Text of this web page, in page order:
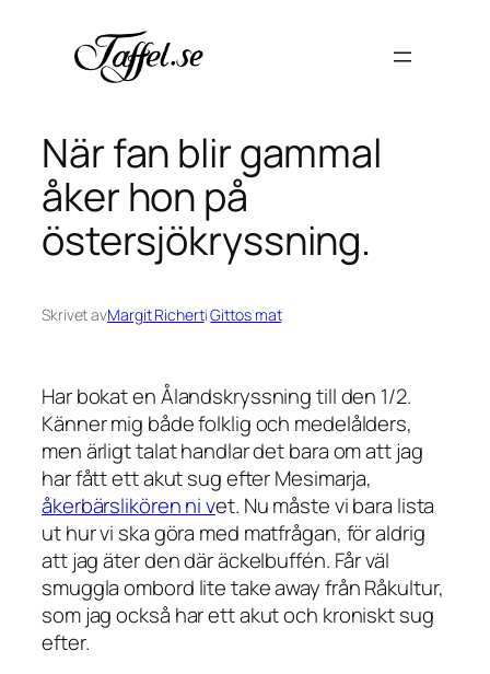
innehåll
När fan blir gammal
åker hon på
östersjökryssning.
Skrivet avMargit RichertiGittos mat
Har bokat en Ålandskryssning till den 1/2.
Känner mig både folklig och medelålders,
men ärligt talat handlar det bara om att jag
har fått ett akut sug efter Mesimarja,
åkerbärslikören ni vet. Nu måste vi bara lista
ut hur vi ska göra med matfrågan, för aldrig
att jag äter den där äckelbuffén. Får väl
smuggla ombord lite take away från Råkultur,
som jag också har ett akut och kroniskt sug
efter.